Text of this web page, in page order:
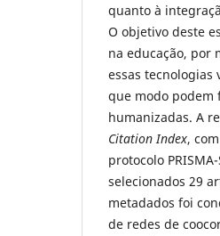
quanto à
O objetivo deste
na educação, por
essas tecnologias
que modo podem
humanizadas. A
Citation Index,
protocolo
selecionados 29
metadados foi
de redes de